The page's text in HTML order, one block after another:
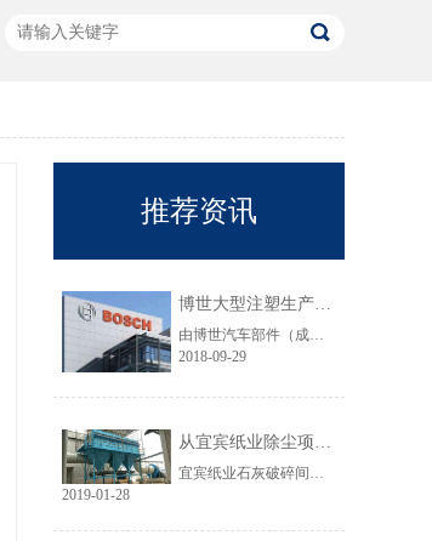
推荐资讯
博世大型注塑生产线VOC净化工程圆满结束
由博世汽车部件（成都）有限公司委托颐思达设计、制造、安装的大型注塑生产线废气净化工程项目于近日全部竣工，试运行效果显示，运行结果完全符合设计要求。
2018-09-29
从宜宾纸业除尘项目成功范例看低成本环保
宜宾纸业石灰破碎间除尘工程于近期完工，在不足30立方的空间内集成了超过三个篮球场大小的过滤面积，处理风量达每小时7万立方，实现了小体积除尘器处理大风量，开启低成本环保的时代，给处在环保高压政策下不堪重负的企业主们带来福音......
2019-01-28